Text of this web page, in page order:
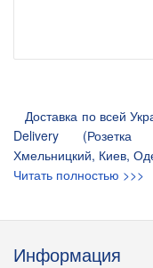
Доставка по всей
Delivery (Розетка
Хмельницкий, Киев,
Читать полностью >>>
Информация